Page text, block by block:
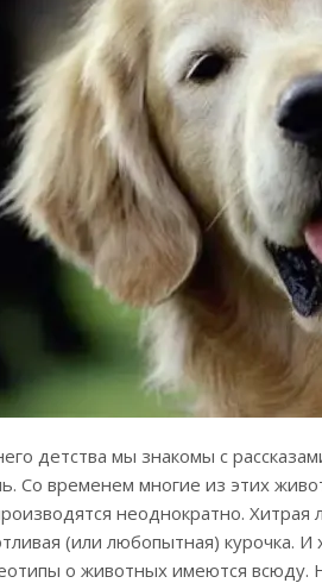
детства мы знакомы с
Со временем многие из этих
неоднократно.
(или любопытная) курочка.
о животных имеются всюду.